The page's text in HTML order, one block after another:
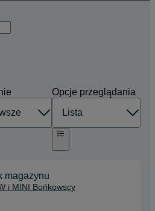
Opcje przeglądania
magazynu
i MINI Bońkowscy